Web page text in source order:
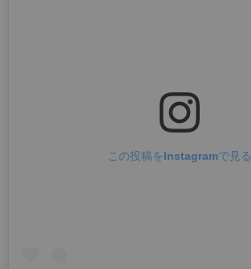
この投稿をInstagramで見る